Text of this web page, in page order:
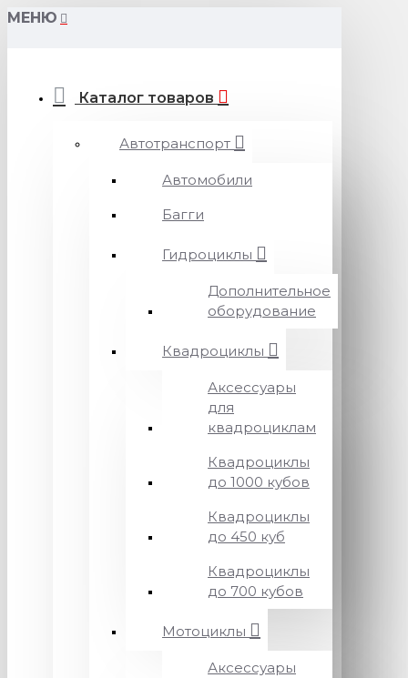
МЕНЮ
Каталог товаров
Автотранспорт
Автомобили
Багги
Гидроциклы
Дополнительное
оборудование
Квадроциклы
Аксессуары
для
квадроциклам
Квадроциклы
до 1000 кубов
Квадроциклы
до 450 куб
Квадроциклы
до 700 кубов
Мотоциклы
Аксессуары